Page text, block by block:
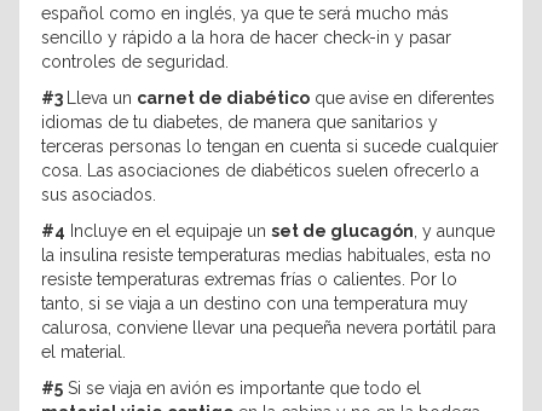
español como en inglés, ya que te será mucho más
sencillo y rápido a la hora de hacer check-in y pasar
controles de seguridad.
#3
Lleva un carnet de diabético que avise en diferentes
idiomas de tu diabetes, de manera que sanitarios y
terceras personas lo tengan en cuenta si sucede cualquier
cosa. Las asociaciones de diabéticos suelen ofrecerlo a
sus asociados.
#4 Incluye en el equipaje un set de glucagón , y aunque
la insulina resiste temperaturas medias habituales, esta no
resiste temperaturas extremas frías o calientes. Por lo
tanto, si se viaja a un destino con una temperatura muy
calurosa, conviene llevar una pequeña nevera portátil para
el material.
#5 Si se viaja en avión es importante que todo el